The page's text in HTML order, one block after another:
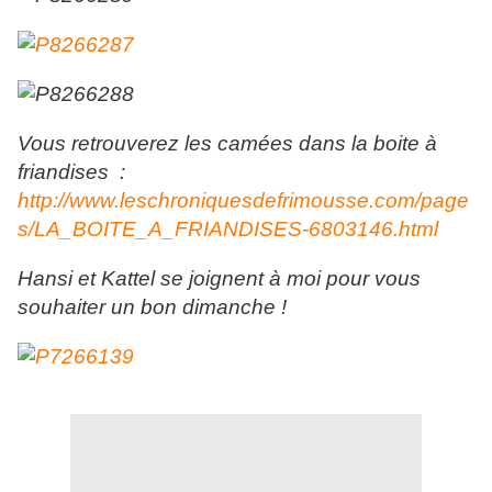
Vous retrouverez les camées dans la boite à
friandises :
http://www.leschroniquesdefrimousse.com/page
s/LA_BOITE_A_FRIANDISES-6803146.html
Hansi et Kattel se joignent à moi pour vous
souhaiter un bon dimanche !